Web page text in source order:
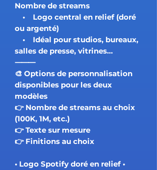
Nombre de streams
• Logo central en relief (doré
ou argenté)
• Idéal pour studios, bureaux,
salles de presse, vitrines…
⸻
🎨 Options de personnalisation
disponibles pour les deux
modèles
👉 Nombre de streams au choix
(100K, 1M, etc.)
👉 Texte sur mesure
👉 Finitions au choix
• Logo Spotify doré en relief •